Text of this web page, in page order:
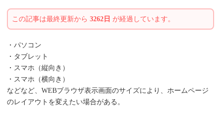
この記事は最終更新から 3262日 が経過しています。
・パソコン
・タブレット
・スマホ（縦向き）
・スマホ（横向き）
などなど、WEBブラウザ表示画面のサイズにより、ホームページ
のレイアウトを変えたい場合がある。